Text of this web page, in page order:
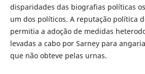
disparidades das biografias políticas
um dos políticos. A reputação política
permitia a adoção de medidas
levadas a cabo por Sarney para
que não obteve pelas urnas.